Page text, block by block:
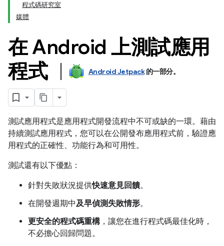
程式碼研究室
媒體
在 Android 上測試應用
程式
Android Jetpack的一部分。
測試應用程式是應用程式開發流程中不可或缺的一環。藉由
持續測試應用程式，您可以在公開發布應用程式前，驗證應
用程式的正確性、功能行為和可用性。
測試還有以下優點：
針對失敗狀況提供快速意見回饋。
在開發週期中及早偵測失敗情形。
更安全的程式碼重構 ，讓您在進行程式碼最佳化時，
不必擔心回歸問題。